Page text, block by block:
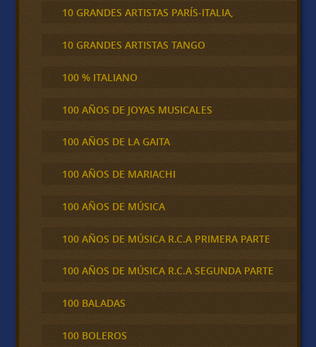
10 GRANDES ARTISTAS PARÍS-ITALIA,
10 GRANDES ARTISTAS TANGO
100 % ITALIANO
100 AÑOS DE JOYAS MUSICALES
100 AÑOS DE LA GAITA
100 AÑOS DE MARIACHI
100 AÑOS DE MÚSICA
100 AÑOS DE MÚSICA R.C.A PRIMERA PARTE
100 AÑOS DE MÚSICA R.C.A SEGUNDA PARTE
100 BALADAS
100 BOLEROS